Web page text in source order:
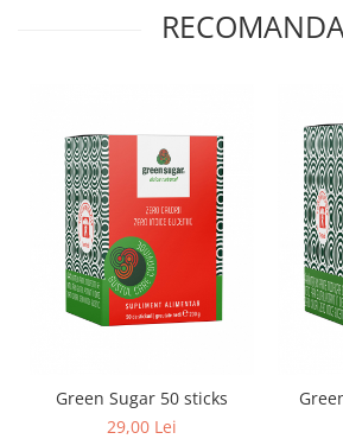
Green Sugar 50 sticks
29,00 Lei